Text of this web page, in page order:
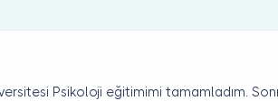
Psikoloji eğitimimi tamamladım.